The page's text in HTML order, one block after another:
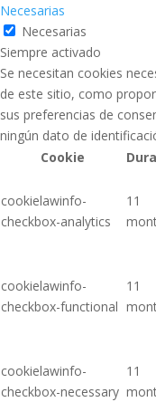
Necesarias
Necesarias
Siempre activado
Se necesitan cookies
de este sitio, como
sus preferencias de
ningún dato de
Cookie
cookielawinfo-
checkbox-analytics
11
cookielawinfo-
checkbox-functional
11
cookielawinfo-
checkbox-necessary
11